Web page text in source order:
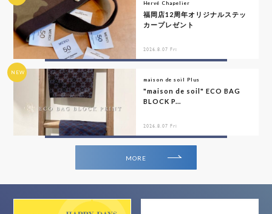
Hervé Chapelier
福岡店12周年オリジナルステッ
カープレゼント
2026.8.07 Fri
NEW
maison de soil Plus
"maison de soil" ECO BAG
BLOCK P...
2026.8.07 Fri
MORE